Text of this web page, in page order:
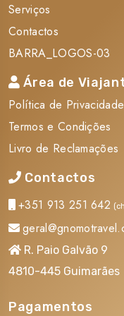
Informações
Razões para fazer a mala
Serviços
Contactos
BARRA_LOGOS-03
Área de
Política de Privacidade
Termos e Condições
Livro de Reclamações
Contactos
+351 913 251 642
R. Paio Galvão 9
4810-445 Guimarães
Pagamentos